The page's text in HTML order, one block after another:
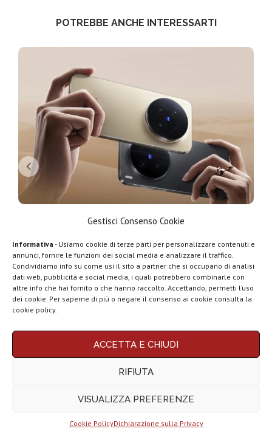
Gestisci Consenso Cookie
Informativa - Usiamo cookie di terze parti per personalizzare contenuti e
annunci, fornire le funzioni dei social media e analizzare il traffico.
Condividiamo info su come usi il sito a partner che si occupano di analisi
dati web, pubblicità e social media, i quali potrebbero combinarle con
altre info che hai fornito o che hanno raccolto. Accettando, permetti l’uso
dei cookie. Per saperne di più o negare il consenso ai cookie consulta la
cookie policy.
ACCETTA E CHIUDI
RIFIUTA
VISUALIZZA PREFERENZE
Cookie PolicyDichiarazione sulla Privacy
POTREBBE ANCHE INTERESSARTI
Top 5 migliori smartphone Vivo del 2026:
17 Gennaio 2026
LEGGI ANCHE
Top 5 migliori
Top 5 migliori TV